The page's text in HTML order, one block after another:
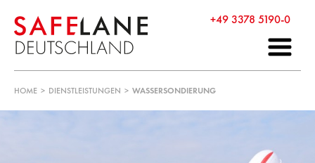
+49 3378 5190-0
HOME > DIENSTLEISTUNGEN > WASSERSONDIERUNG